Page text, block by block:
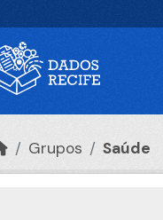
Grupos Saúde